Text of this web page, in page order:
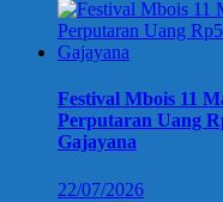
Festival Mbois 11
Perputaran Uang
Gajayana
22/07/2026